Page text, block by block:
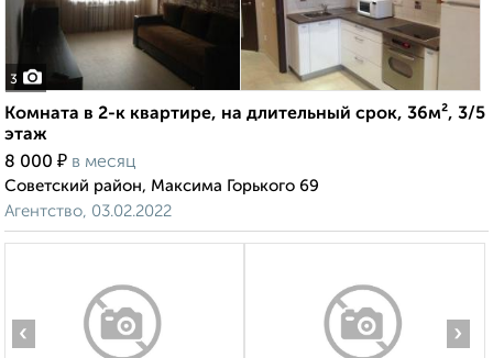
3
Комната в 2-к квартире, на длительный срок, 36м², 3/5
этаж
8 000 ₽ в месяц
Советский район, Максима Горького 69
Агентство, 03.02.2022
‹ ›